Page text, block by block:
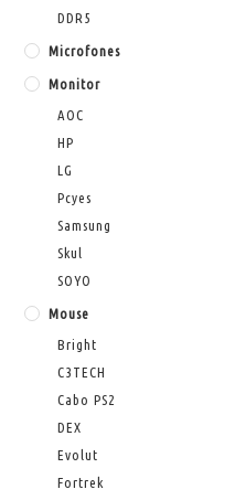
DDR5
Microfones
Monitor
AOC
HP
LG
Pcyes
Samsung
Skul
SOYO
Mouse
Bright
C3TECH
Cabo PS2
DEX
Evolut
Fortrek